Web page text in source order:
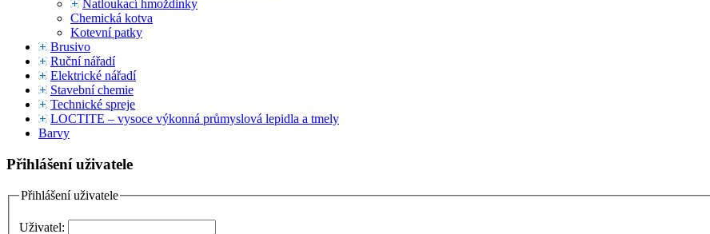
Natloukací hmoždinky
Chemická kotva
Kotevní patky
Brusivo
Ruční nářadí
Elektrické nářadí
Stavební chemie
Technické spreje
LOCTITE – vysoce výkonná průmyslová lepidla a tmely
Barvy
Přihlášení uživatele
Přihlášení uživatele
Uživatel: